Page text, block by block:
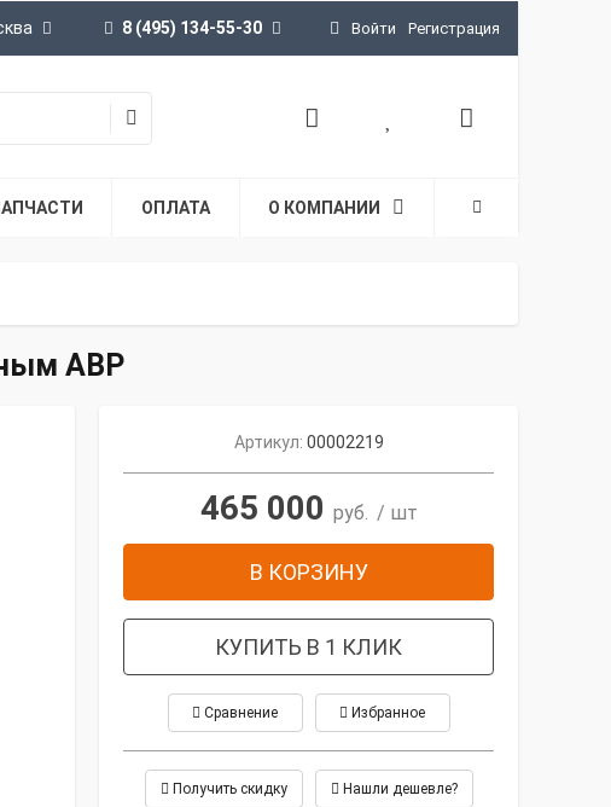
8 (495) 134-55-30 Войти Регистрация
ОПЛАТА О КОМПАНИИ
АВР
Артикул: 00002219
465 000 руб. / шт
В КОРЗИНУ
КУПИТЬ В 1 КЛИК
Сравнение Избранное
Получить скидку Нашли дешевле?